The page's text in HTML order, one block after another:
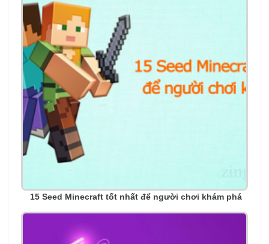
15 Seed Minecraft tốt nhất để người chơi khám phá